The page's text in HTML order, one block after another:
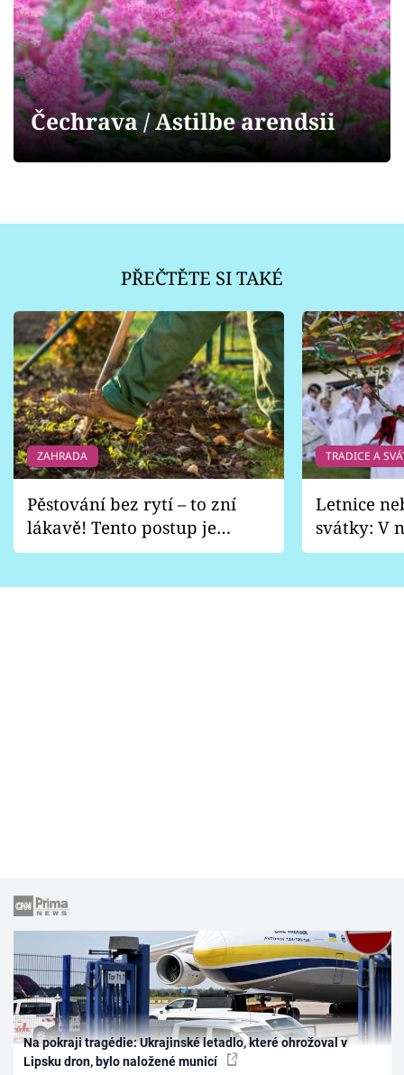
Přihlášení
Sledujte nás
Čechrava / Astilbe arendsii
PŘEČTĚTE SI TAKÉ
ZAHRADA
Pěstování bez rytí – to zní
lákavě! Tento postup je
vhodný jen pro některé
TRADICE A
Letnice
svátky: V
pondělí
Na pokraji tragédie: Ukrajinské letadlo, které ohrožoval v
Lipsku dron, bylo naložené municí